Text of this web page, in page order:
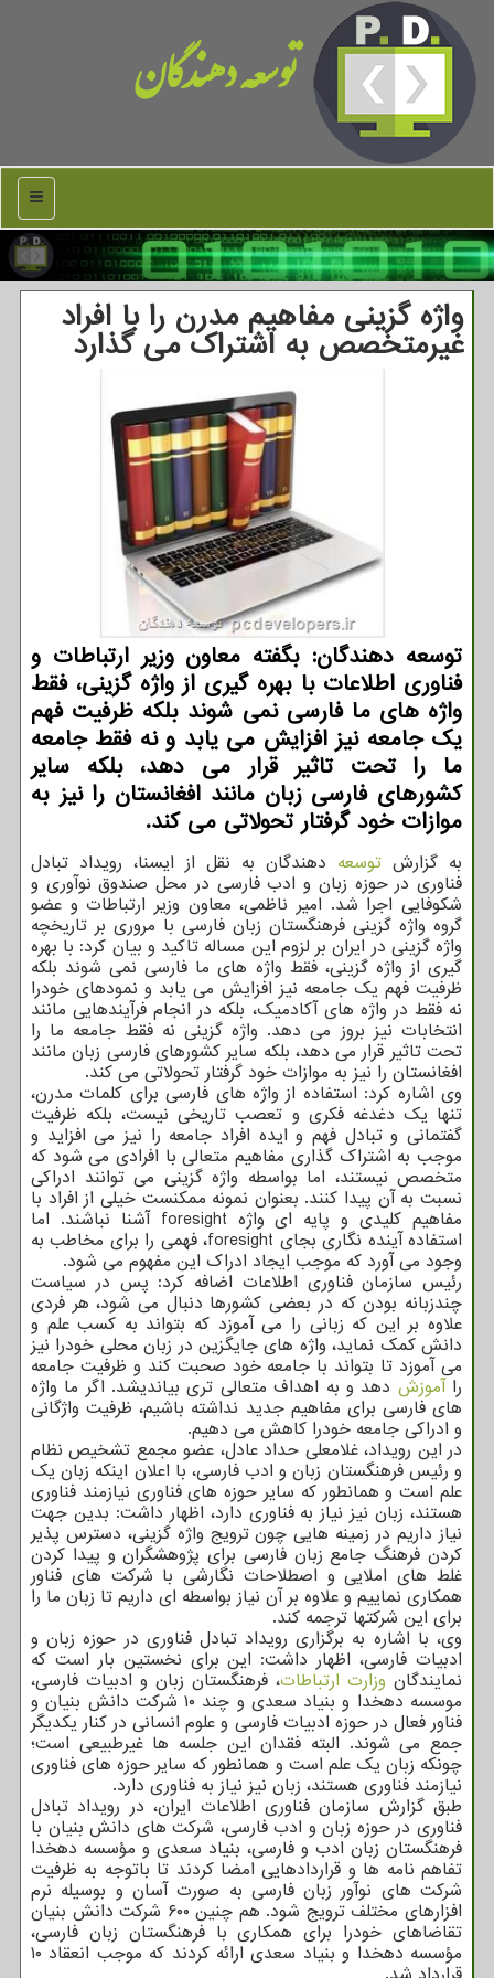
توسعه دهندگان
منو
واژه گزینی مفاهیم مدرن را با افراد
غیرمتخصص به اشتراك می گذارد
توسعه دهندگان: بگفته معاون وزیر ارتباطات و
فناوری اطلاعات با بهره گیری از واژه گزینی، فقط
واژه های ما فارسی نمی شوند بلکه ظرفیت فهم
یک جامعه نیز افزایش می یابد و نه فقط جامعه
ما را تحت تاثیر قرار می دهد، بلکه سایر
کشورهای فارسی زبان مانند افغانستان را نیز به
موازات خود گرفتار تحولاتی می کند.
به گزارش توسعه دهندگان به نقل از ایسنا، رویداد تبادل
فناوری در حوزه زبان و ادب فارسی در محل صندوق نوآوری و
شکوفایی اجرا شد. امیر ناظمی، معاون وزیر ارتباطات و عضو
گروه واژه گزینی فرهنگستان زبان فارسی با مروری بر تاریخچه
واژه گزینی در ایران بر لزوم این مساله تاکید و بیان کرد: با بهره
گیری از واژه گزینی، فقط واژه های ما فارسی نمی شوند بلکه
ظرفیت فهم یک جامعه نیز افزایش می یابد و نمودهای خودرا
نه فقط در واژه های آکادمیک، بلکه در انجام فرآیندهایی مانند
انتخابات نیز بروز می دهد. واژه گزینی نه فقط جامعه ما را
تحت تاثیر قرار می دهد، بلکه سایر کشورهای فارسی زبان مانند
افغانستان را نیز به موازات خود گرفتار تحولاتی می کند.
وی اشاره کرد: استفاده از واژه های فارسی برای کلمات مدرن،
تنها یک دغدغه فکری و تعصب تاریخی نیست، بلکه ظرفیت
گفتمانی و تبادل فهم و ایده افراد جامعه را نیز می افزاید و
موجب به اشتراک گذاری مفاهیم متعالی با افرادی می شود که
متخصص نیستند، اما بواسطه واژه گزینی می توانند ادراکی
نسبت به آن پیدا کنند. بعنوان نمونه ممکنست خیلی از افراد با
مفاهیم کلیدی و پایه ای واژه ‪foresight‬ آشنا نباشند. اما
استفاده آینده نگاری بجای ‪foresight‬، فهمی را برای مخاطب به
وجود می آورد که موجب ایجاد ادراک این مفهوم می شود.
رئیس سازمان فناوری اطلاعات اضافه کرد: پس در سیاست
چندزبانه بودن که در بعضی کشورها دنبال می شود، هر فردی
علاوه بر این که زبانی را می آموزد که بتواند به کسب علم و
دانش کمک نماید، واژه های جایگزین در زبان محلی خودرا نیز
می آموزد تا بتواند با جامعه خود صحبت کند و ظرفیت جامعه
راآموزش دهد و به اهداف متعالی تری بیاندیشد. اگر ما واژه
های فارسی برای مفاهیم جدید نداشته باشیم، ظرفیت واژگانی
و ادراکی جامعه خودرا کاهش می دهیم.
در این رویداد، غلامعلی حداد عادل، عضو مجمع تشخیص نظام
و رئیس فرهنگستان زبان و ادب فارسی، با اعلان اینکه زبان یک
علم است و همانطور که سایر حوزه‪‎ ‬های فناوری نیازمند فناوری
هستند، زبان نیز نیاز به فناوری دارد، اظهار داشت: بدین جهت
نیاز داریم در زمینه هایی چون ترویج واژه گزینی، دسترس پذیر
کردن فرهنگ جامع زبان فارسی برای پژوهشگران و پیدا کردن
غلط های املایی و اصطلاحات نگارشی با شرکت های فناور
همکاری نماییم و علاوه بر آن نیاز بواسطه ای داریم تا زبان ما را
برای این شرکتها ترجمه کند‪.‬
وی، با اشاره به برگزاری رویداد تبادل فناوری در حوزه زبان و
ادبیات فارسی، اظهار داشت: این برای نخستین بار است که
نمایندگان وزارت ارتباطات، فرهنگستان زبان و ادبیات فارسی،
موسسه دهخدا و بنیاد سعدی و چند ۱۰ شرکت دانش بنیان و
فناور فعال در حوزه ادبیات فارسی و علوم انسانی در کنار یکدیگر
جمع می شوند. البته فقدان این جلسه ها غیرطبیعی است؛
چونکه زبان یک علم است و همانطور که سایر حوزه‪‎ ‬های فناوری
نیازمند فناوری هستند، زبان نیز نیاز به فناوری دارد‪.‬
طبق گزارش سازمان فناوری اطلاعات ایران، در رویداد تبادل
فناوری در حوزه زبان و ادب فارسی، شرکت های دانش بنیان با
فرهنگستان زبان ادب و فارسی، بنیاد سعدی و مؤسسه دهخدا
تفاهم نامه ها و قراردادهایی امضا کردند تا باتوجه به ظرفیت
شرکت های نوآور زبان فارسی به صورت آسان و بوسیله نرم
افزارهای مختلف ترویج شود. هم چنین ۶۰۰ شرکت دانش بنیان
تقاضاهای خودرا برای همکاری با فرهنگستان زبان فارسی،
مؤسسه دهخدا و بنیاد سعدی ارائه کردند که موجب انعقاد ۱۰